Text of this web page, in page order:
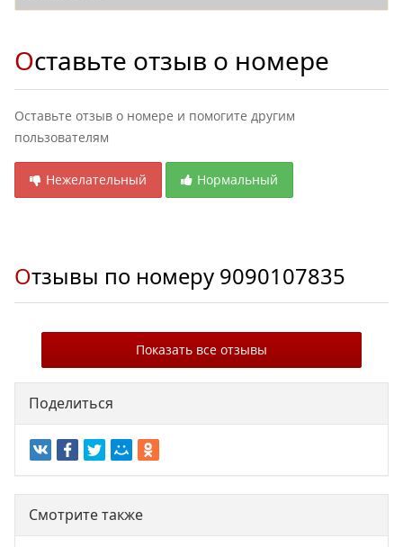
Оставьте отзыв о номере
Оставьте отзыв о номере и помогите другим
пользователям
Нежелательный Нормальный
Отзывы по номеру 9090107835
Показать все отзывы
Поделиться
Смотрите также